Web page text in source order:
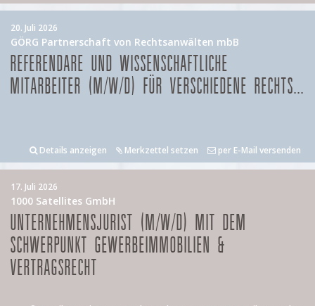
20. Juli 2026
GÖRG Partnerschaft von Rechtsanwälten mbB
REFERENDARE UND WISSENSCHAFTLICHE
MITARBEITER (M/W/D) FÜR VERSCHIEDENE RECHTS...
Details anzeigen Merkzettel setzen per E-Mail versenden
17. Juli 2026
1000 Satellites GmbH
UNTERNEHMENSJURIST (M/W/D) MIT DEM
SCHWERPUNKT GEWERBEIMMOBILIEN &
VERTRAGSRECHT